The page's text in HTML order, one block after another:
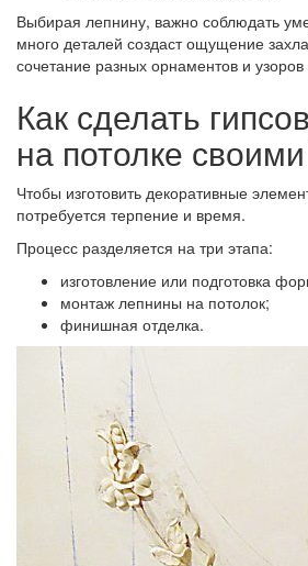
Выбирая лепнину, важно соблюдать
много деталей создаст ощущение
сочетание разных орнаментов и узоров
Как сделать
на потолке
Чтобы изготовить декоративные
потребуется терпение и время.
Процесс разделяется на три этапа:
изготовление или подготовка
монтаж лепнины на потолок;
финишная отделка.